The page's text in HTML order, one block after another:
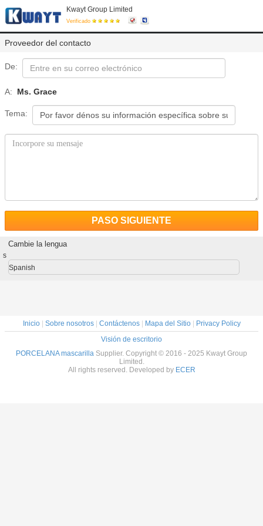
Kwayt Group Limited
Verificado
Proveedor del contacto
De:
A: Ms. Grace
Tema:
PASO SIGUIENTE
Cambie la lengua
s
Spanish
Inicio| Sobre nosotros| Contáctenos| Mapa del Sitio|
Privacy Policy
Visión de escritorio
PORCELANA mascarilla Supplier. Copyright © 2016 - 2025 Kwayt Group
Limited.
All rights reserved. Developed by ECER